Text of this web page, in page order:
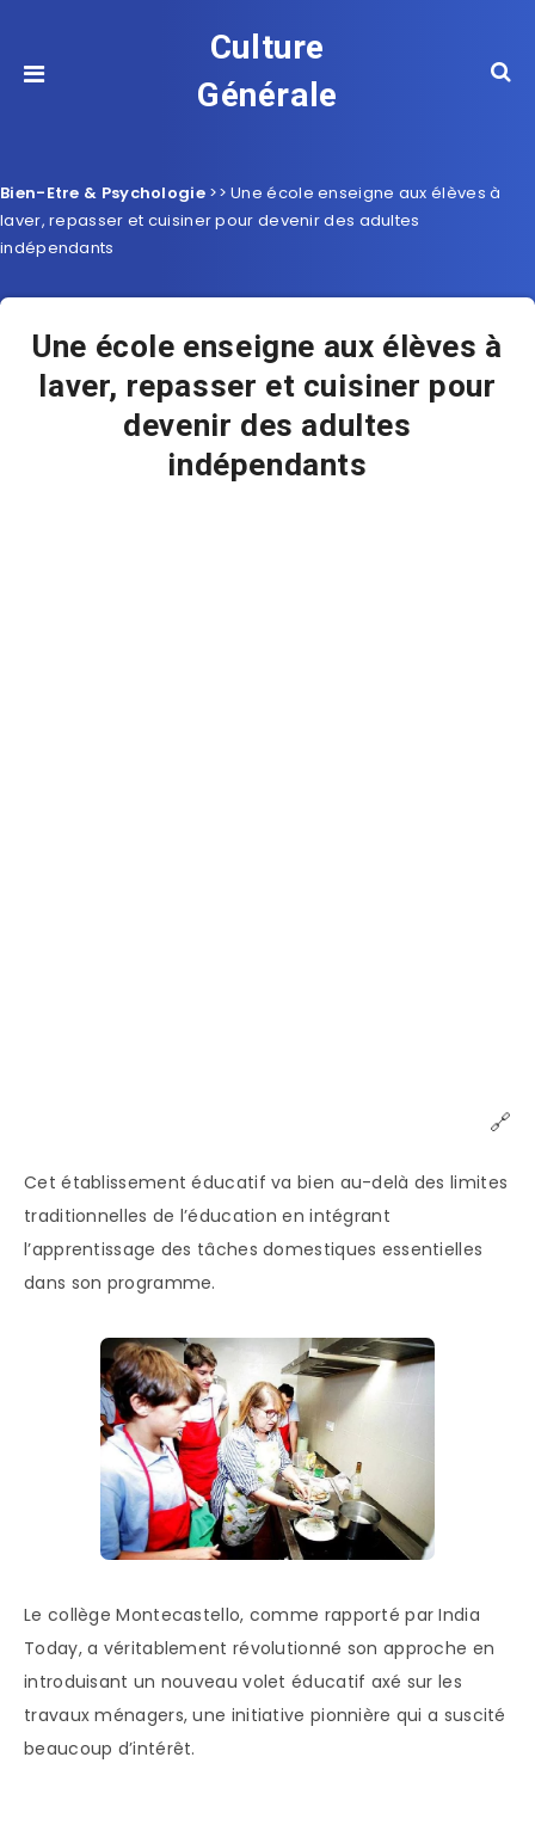
Culture
Générale
Bien-Etre & Psychologie>>Une école enseigne aux élèves à
laver, repasser et cuisiner pour devenir des adultes
indépendants
Une école enseigne aux élèves à
laver, repasser et cuisiner pour
devenir des adultes
indépendants
🔗
Cet établissement éducatif va bien au-delà des limites
traditionnelles de l’éducation en intégrant
l’apprentissage des tâches domestiques essentielles
dans son programme.
Le collège Montecastello, comme rapporté par India
Today, a véritablement révolutionné son approche en
introduisant un nouveau volet éducatif axé sur les
travaux ménagers, une initiative pionnière qui a suscité
beaucoup d’intérêt.